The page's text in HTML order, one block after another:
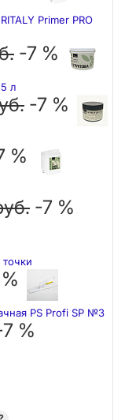
Primer PRO
-7 %
л
-7 %
%
-7 %
PS Profi SP №3
%